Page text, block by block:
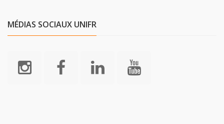
MÉDIAS SOCIAUX UNIFR